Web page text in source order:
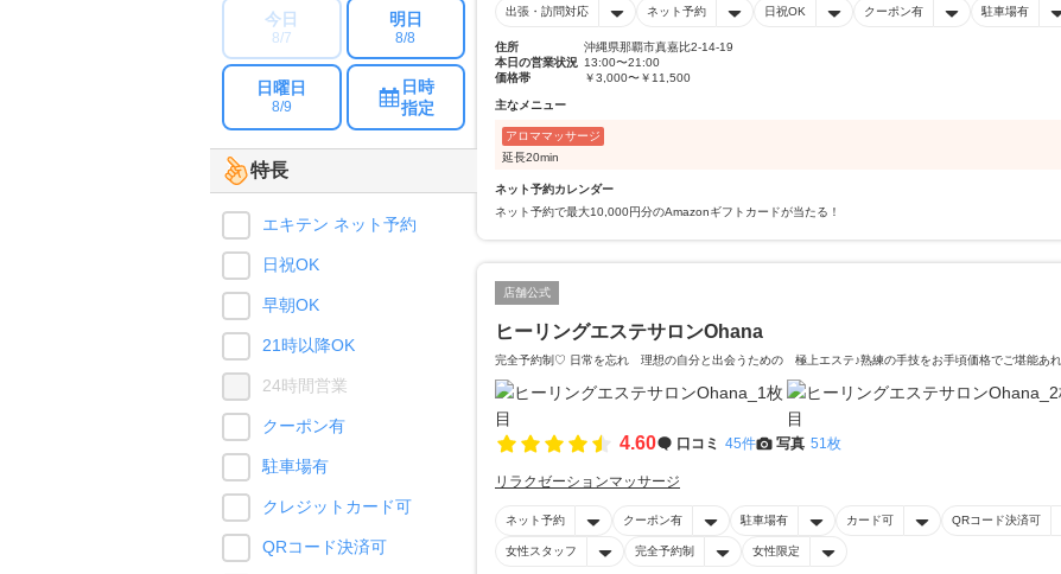
出張・訪問対応 ネット予約 日祝OK クーポン有 駐車場有
住所
沖縄県那覇市真嘉比2-14-19
本日の営業状況 13:00〜21:00
価格帯
￥3,000〜￥11,500
主なメニュー
アロママッサージ
延長20min
ネット予約カレンダー
ネット予約で最大10,000円分のAmazonギフトカードが当たる！
店舗公式
ヒーリングエステサロンOhana
完全予約制♡ 日常を忘れ 理想の自分と出会うための 極上エステ♪熟練の手技をお手頃価格でご堪能あれ
4.60 口コミ 45件 写真 51枚
リラクゼーションマッサージ
ネット予約 クーポン有 駐車場有 カード可 QRコード決済可
女性スタッフ 完全予約制 女性限定
今日
8/7
明日
8/8
日曜日
8/9
日時
指定
特長
エキテン ネット予約
日祝OK
早朝OK
21時以降OK
24時間営業
クーポン有
駐車場有
クレジットカード可
QRコード決済可